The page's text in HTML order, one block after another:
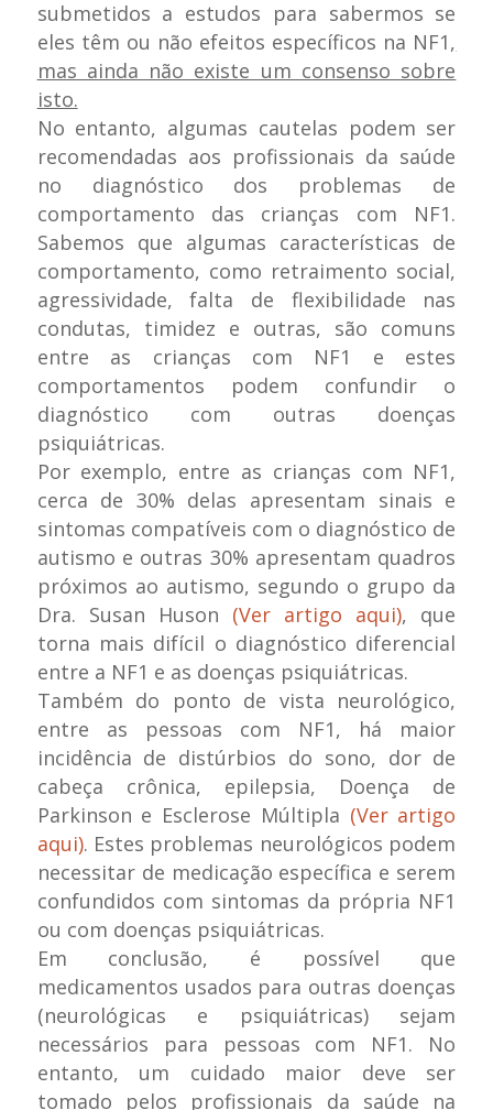
submetidos a estudos para sabermos se
eles têm ou não efeitos específicos na NF1,
mas ainda não existe um consenso sobre
isto.
No entanto, algumas cautelas podem ser
recomendadas aos profissionais da saúde
no diagnóstico dos problemas de
comportamento das crianças com NF1.
Sabemos que algumas características de
comportamento, como retraimento social,
agressividade, falta de flexibilidade nas
condutas, timidez e outras, são comuns
entre as crianças com NF1 e estes
comportamentos podem confundir o
diagnóstico com outras doenças
psiquiátricas.
Por exemplo, entre as crianças com NF1,
cerca de 30% delas apresentam sinais e
sintomas compatíveis com o diagnóstico de
autismo e outras 30% apresentam quadros
próximos ao autismo, segundo o grupo da
Dra. Susan Huson (Ver artigo aqui), que
torna mais difícil o diagnóstico diferencial
entre a NF1 e as doenças psiquiátricas.
Também do ponto de vista neurológico,
entre as pessoas com NF1, há maior
incidência de distúrbios do sono, dor de
cabeça crônica, epilepsia, Doença de
Parkinson e Esclerose Múltipla (Ver artigo
aqui). Estes problemas neurológicos podem
necessitar de medicação específica e serem
confundidos com sintomas da própria NF1
ou com doenças psiquiátricas.
Em conclusão, é possível que
medicamentos usados para outras doenças
(neurológicas e psiquiátricas) sejam
necessários para pessoas com NF1. No
entanto, um cuidado maior deve ser
tomado pelos profissionais da saúde na